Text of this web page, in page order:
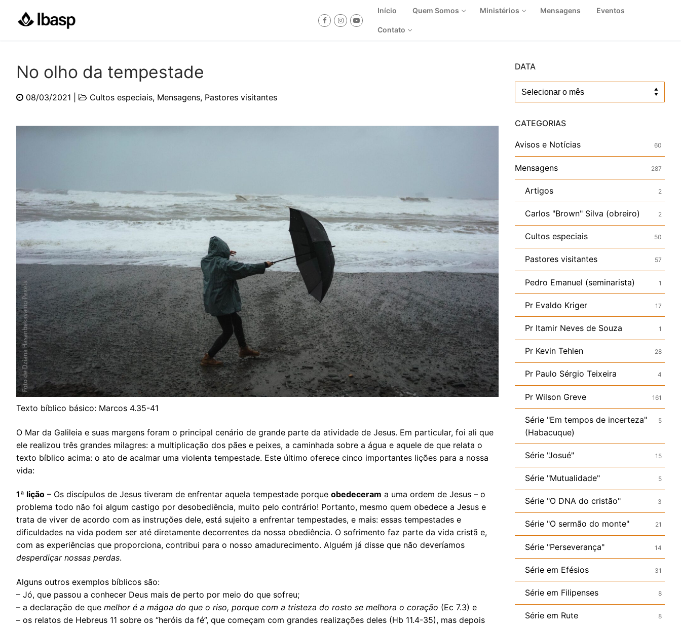
Início Quem Somos Ministérios Mensagens Eventos
Contato
No olho da tempestade
08/03/2021 Cultos especiais, Mensagens, Pastores visitantes
Texto bíblico básico: Marcos 4.35-41
O Mar da Galileia e suas margens foram o principal cenário de grande parte da atividade de Jesus. Em particular, foi ali que
ele realizou três grandes milagres: a multiplicação dos pães e peixes, a caminhada sobre a água e aquele de que relata o
texto bíblico acima: o ato de acalmar uma violenta tempestade. Este último oferece cinco importantes lições para a nossa
vida:
1ª lição – Os discípulos de Jesus tiveram de enfrentar aquela tempestade porque obedeceram a uma ordem de Jesus – o
problema todo não foi algum castigo por desobediência, muito pelo contrário! Portanto, mesmo quem obedece a Jesus e
trata de viver de acordo com as instruções dele, está sujeito a enfrentar tempestades, e mais: essas tempestades e
dificuldades na vida podem ser até diretamente decorrentes da nossa obediência. O sofrimento faz parte da vida cristã e,
com as experiências que proporciona, contribui para o nosso amadurecimento. Alguém já disse que não deveríamos
desperdiçar nossas perdas.
Alguns outros exemplos bíblicos são:
– Jó, que passou a conhecer Deus mais de perto por meio do que sofreu;
– a declaração de que melhor é a mágoa do que o riso, porque com a tristeza do rosto se melhora o coração (Ec 7.3) e
– os relatos de Hebreus 11 sobre os “heróis da fé”, que começam com grandes realizações deles (Hb 11.4-35), mas depois
DATA
Data
CATEGORIAS
Avisos e Notícias 60
Mensagens 287
Artigos 2
Carlos "Brown" Silva (obreiro) 2
Cultos especiais 50
Pastores visitantes 57
Pedro Emanuel (seminarista) 1
Pr Evaldo Kriger 17
Pr Itamir Neves de Souza 1
Pr Kevin Tehlen 28
Pr Paulo Sérgio Teixeira 4
Pr Wilson Greve 161
Série "Em tempos de incerteza"
(Habacuque)
5
Série "Josué" 15
Série "Mutualidade" 5
Série "O DNA do cristão" 3
Série "O sermão do monte" 21
Série "Perseverança" 14
Série em Efésios 31
Série em Filipenses 8
Série em Rute 8